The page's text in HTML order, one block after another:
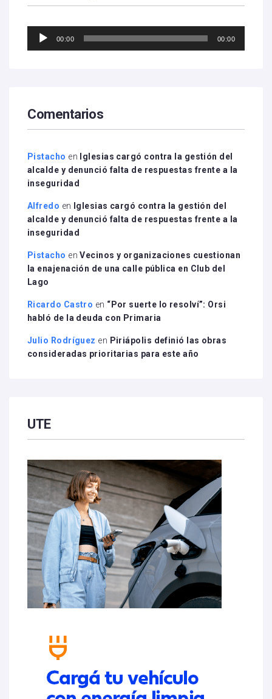
Reproductor
00:00 00:00
Comentarios
Pistacho en
Iglesias cargó contra la gestión del
alcalde y denunció falta de respuestas frente a la
inseguridad
Alfredo en
Iglesias cargó contra la gestión del
alcalde y denunció falta de respuestas frente a la
inseguridad
Pistacho enVecinos y organizaciones cuestionan
la enajenación de una calle pública en Club del
Lago
Ricardo Castro en “Por suerte lo resolví”: Orsi
habló de la deuda con Primaria
Julio Rodríguez en Piriápolis definió las obras
consideradas prioritarias para este año
UTE